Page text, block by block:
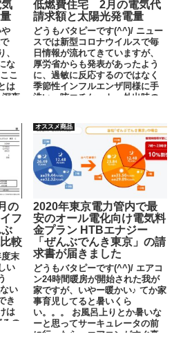
な
こ
は
深夜
低燃費住宅 2月の電気代
請求額と太陽光発電量
どうもバタピーです(^^)/ ニュー
スでは新型コロナウイルスで毎
日情報が流れてきていますが、
厚労省からも発表があったよう
に、過敏に反応するのではなく
季節性インフルエンザ同様に手
洗い、咳エチケット、外出時の
の
フ
較
末
い
い
き
は
の
オススメ商品
2020年東京電力管内で最
安のオール電化向け電気料
金プラン HTBエナジー
「ぜんぶでんき東京」の請
求書が届きました
どうもバタピーです(^^)/ エアコ
ン24時間暖房が開始された我が
家ですが、いやー暖かい♪ てか家
事育児してると暑いくら
い。。。 お風呂上りとか暑いな
ーと思ってサーキュレータの前
に行ったら、エアコンがすぐ真